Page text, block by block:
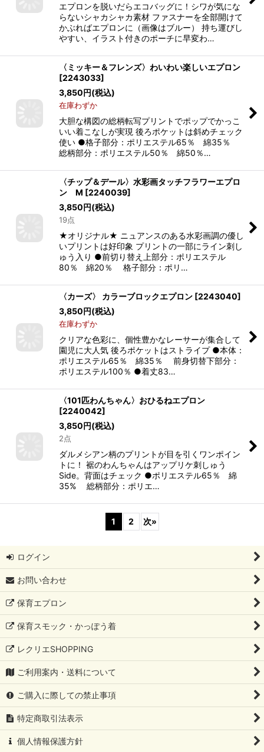
エプロンを脱いだらエコバッグに！シワが気にな
らないシャカシャカ素材 ファスナーを全部開けて
かぶればエプロンに（画像はブルー） 持ち運びし
やすい、イラスト付きのポーチに早変わ…
〈ミッキー＆フレンズ〉わいわい楽しいエプロン
[2243033]
3,850円(税込)
在庫わずか
大胆な構図の総柄転写プリントでポップでかっこ
いい着こなしが実現 後ろポケットは斜めチェック
使い ●格子部分：ポリエステル65％ 綿35％
総柄部分：ポリエステル50％ 綿50％…
〈チップ＆デール〉水彩画タッチフラワーエプロ
ン M [2240039]
3,850円(税込)
19点
★オリジナル★ ニュアンスのある水彩画調の優し
いプリントは好印象 プリントの一部にライン刺し
ゅう入り ●前切り替え上部分：ポリエステル
80％ 綿20％ 格子部分：ポリ…
〈カーズ〉 カラーブロックエプロン [2243040]
3,850円(税込)
在庫わずか
クリアな色彩に、個性豊かなレーサーが集合して
園児に大人気 後ろポケットはストライプ ●本体：
ポリエステル65％ 綿35％ 前身切替下部分：
ポリエステル100％ ●着丈83…
〈101匹わんちゃん〉おひるねエプロン
[2240042]
3,850円(税込)
2点
ダルメシアン柄のプリントが目を引くワンポイン
トに！ 裾のわんちゃんはアップリケ刺しゅう
Side。背面はチェック ●ポリエステル65％ 綿
35% 総柄部分：ポリエ…
1 2 次»
ログイン
お問い合わせ
保育エプロン
保育スモック・かっぽう着
レクリエSHOPPING
ご利用案内・送料について
ご購入に際しての禁止事項
特定商取引法表示
個人情報保護方針